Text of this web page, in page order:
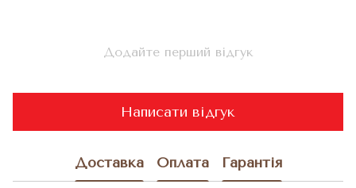
Додайте перший відгук
Написати відгук
Доставка Оплата Гарантія